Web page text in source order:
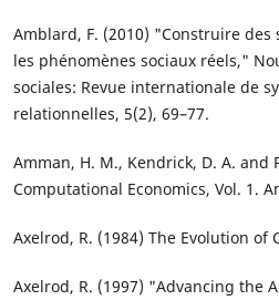
Amblard, F. (2010) "Construire
les phénomènes sociaux réels,"
sociales: Revue internationale de
relationnelles, 5(2), 69–77.
Amman, H. M., Kendrick, D. A. and
Computational Economics, Vol. 1.
Axelrod, R. (1984) The Evolution of
Axelrod, R. (1997) "Advancing the